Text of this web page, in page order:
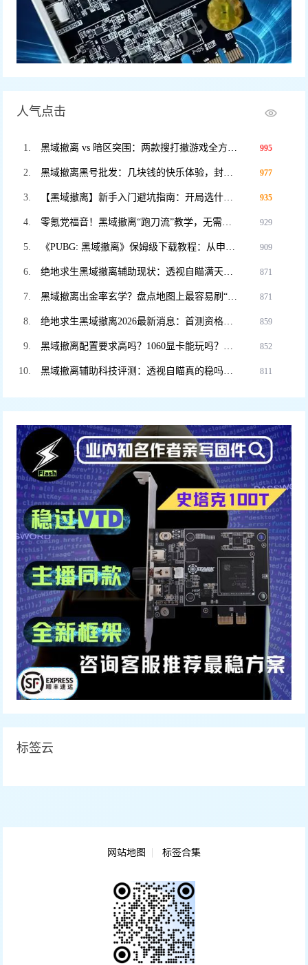
人气点击
黑域撤离 vs 暗区突围：两款搜打撤游戏全方位对比，谁才是2025年版本之子？ 995
黑域撤离黑号批发：几块钱的快乐体验，封号不心疼，暴力测试专用！ 977
【黑域撤离】新手入门避坑指南：开局选什么职业？这3个错误千万别犯！ 935
零氪党福音！黑域撤离“跑刀流”教学，无需装备也能把把血赚撤离。 929
《PUBG: 黑域撤离》保姆级下载教程：从申请资格到进入游戏，看这一篇就够了！ 909
绝地求生黑域撤离辅助现状：透视自瞄满天飞？教你如何安全“科技”防封。 871
黑域撤离出金率玄学？盘点地图上最容易刷“大金”的5个隐藏点位！ 871
绝地求生黑域撤离2026最新消息：首测资格如何申请？官网预约入口在此。 859
黑域撤离配置要求高吗？1060显卡能玩吗？老电脑流畅运行设置教程。 852
黑域撤离辅助科技评测：透视自瞄真的稳吗？DMA硬件挂和软件挂怎么选 811
标签云
网站地图 标签合集